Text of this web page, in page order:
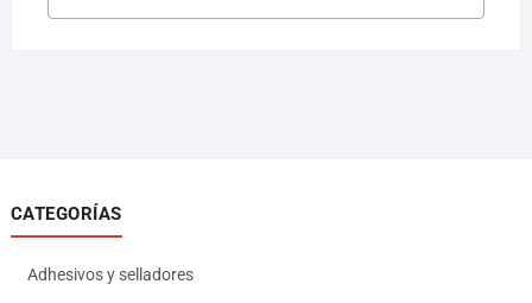
CATEGORÍAS
Adhesivos y selladores